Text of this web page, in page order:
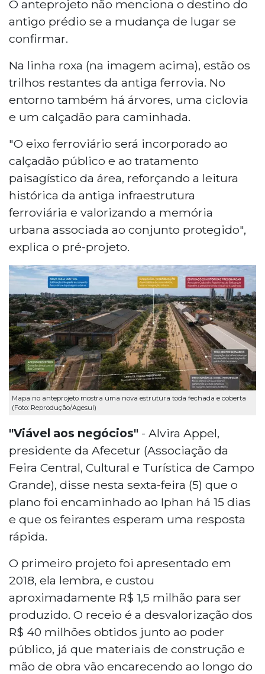
O anteprojeto não menciona o destino do
antigo prédio se a mudança de lugar se
confirmar.
Na linha roxa (na imagem acima), estão os
trilhos restantes da antiga ferrovia. No
entorno também há árvores, uma ciclovia
e um calçadão para caminhada.
"O eixo ferroviário será incorporado ao
calçadão público e ao tratamento
paisagístico da área, reforçando a leitura
histórica da antiga infraestrutura
ferroviária e valorizando a memória
urbana associada ao conjunto protegido",
explica o pré-projeto.
Mapa no anteprojeto mostra uma nova estrutura toda fechada e coberta
(Foto: Reprodução/Agesul)
"Viável aos negócios" - Alvira Appel,
presidente da Afecetur (Associação da
Feira Central, Cultural e Turística de Campo
Grande), disse nesta sexta-feira (5) que o
plano foi encaminhado ao Iphan há 15 dias
e que os feirantes esperam uma resposta
rápida.
O primeiro projeto foi apresentado em
2018, ela lembra, e custou
aproximadamente R$ 1,5 milhão para ser
produzido. O receio é a desvalorização dos
R$ 40 milhões obtidos junto ao poder
público, já que materiais de construção e
mão de obra vão encarecendo ao longo do